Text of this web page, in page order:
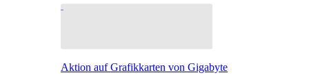
Aktion auf Grafikkarten von Gigabyte